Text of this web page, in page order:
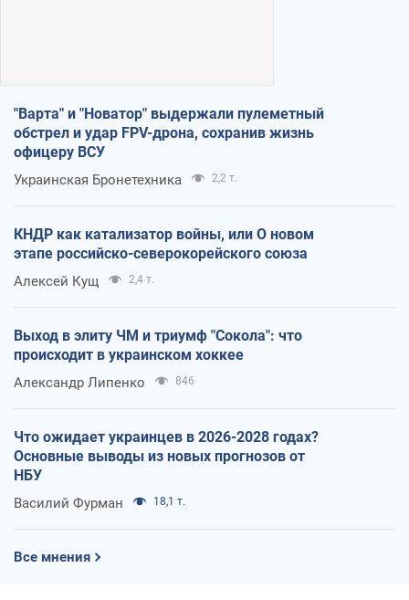
"Варта" и "Новатор" выдержали пулеметный
обстрел и удар FPV-дрона, сохранив жизнь
офицеру ВСУ
Украинская Бронетехника 2,2 т.
КНДР как катализатор войны, или О новом
этапе российско-северокорейского союза
Алексей Кущ 2,4 т.
Выход в элиту ЧМ и триумф "Сокола": что
происходит в украинском хоккее
Александр Липенко 846
Что ожидает украинцев в 2026-2028 годах?
Основные выводы из новых прогнозов от
НБУ
Василий Фурман 18,1 т.
Все мнения